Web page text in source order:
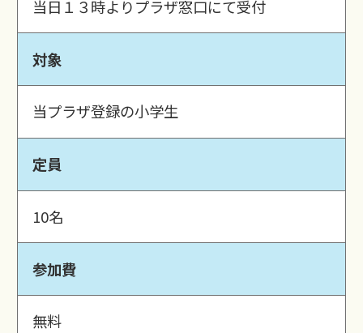
当日１３時よりプラザ窓口にて受付
対象
当プラザ登録の小学生
定員
10名
参加費
無料